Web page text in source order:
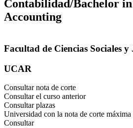
Contabilidad/Bachelor
Accounting
Facultad de Ciencias Sociales
UCAR
Consultar nota de corte
Consultar el curso anterior
Consultar plazas
Universidad con la nota de corte máxima
Consultar